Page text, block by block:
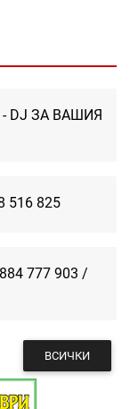
DJ ЗА ВАШИЯ
825
777 903 /
ВСИЧКИ